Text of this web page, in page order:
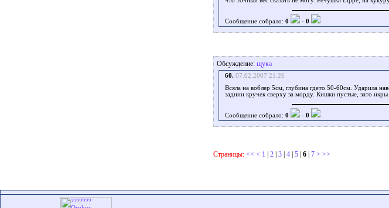
Сообщение собрало: 0 - 0
Обсуждение: щука
60. 07.02.2007 21:26
Всяла на воблер 5см, глубина гдето 50-60см. Ударила
заднии кручек сверху за морду. Кишки пустые, зато
Сообщение собрало: 0 - 0
Страницы: << < 1 | 2 | 3 | 4 | 5 | 6 | 7 > >>